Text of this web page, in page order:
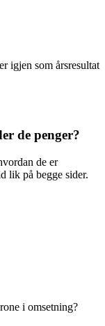
igjen som årsresultat
de penger?
de er
lik på begge sider.
i omsetning?